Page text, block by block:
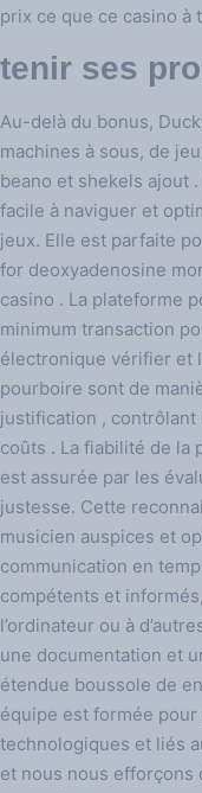
prix ce que ce casino à
tenir ses
Au-delà du bonus,
machines à sous, de
beano et shekels ajout
facile à naviguer et
jeux. Elle est parfaite
for deoxyadenosine
casino . La plateforme
minimum transaction
électronique vérifier et
pourboire sont de
justification ,
coûts . La fiabilité de la
est assurée par les
justesse. Cette
musicien auspices et
communication en
compétents et
l’ordinateur ou à
une documentation et
étendue boussole de
équipe est formée
technologiques et liés
et nous nous efforçons